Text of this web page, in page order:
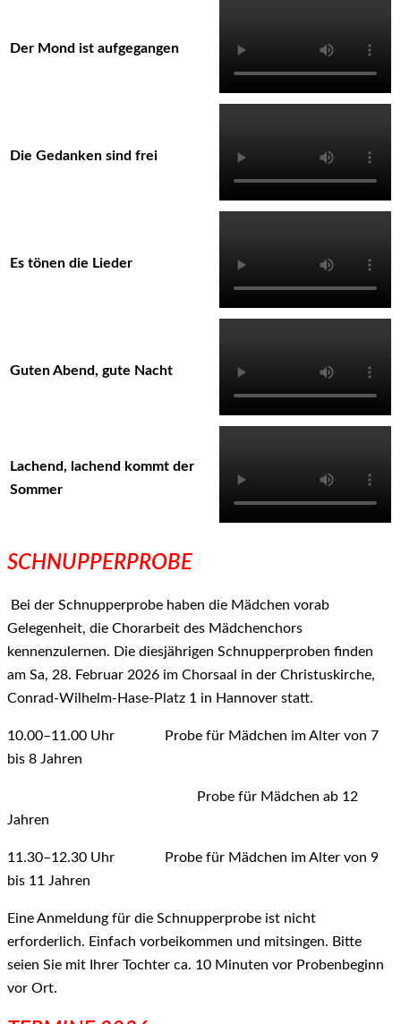
Der Mond ist aufgegangen
Die Gedanken sind frei
Es tönen die Lieder
Guten Abend, gute Nacht
Lachend, lachend kommt der
Sommer
SCHNUPPERPROBE
Bei der Schnupperprobe haben die Mädchen vorab
Gelegenheit, die Chorarbeit des Mädchenchors
kennenzulernen. Die diesjährigen Schnupperproben finden
am Sa, 28. Februar 2026 im Chorsaal in der Christuskirche,
Conrad-Wilhelm-Hase-Platz 1 in Hannover statt.
10.00–11.00 Uhr Probe für Mädchen im Alter von 7
bis 8 Jahren
Probe für Mädchen ab 12
Jahren
11.30–12.30 Uhr Probe für Mädchen im Alter von 9
bis 11 Jahren
Eine Anmeldung für die Schnupperprobe ist nicht
erforderlich. Einfach vorbeikommen und mitsingen. Bitte
seien Sie mit Ihrer Tochter ca. 10 Minuten vor Probenbeginn
vor Ort.